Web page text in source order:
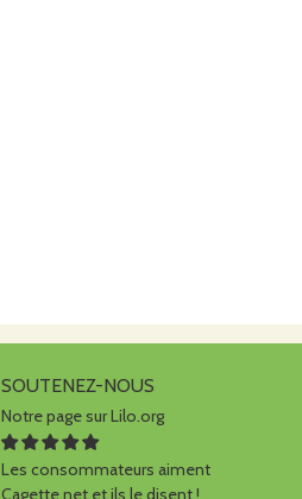
SOUTENEZ-NOUS
Notre page sur Lilo.org
Les consommateurs aiment
Cagette.net et ils le disent !